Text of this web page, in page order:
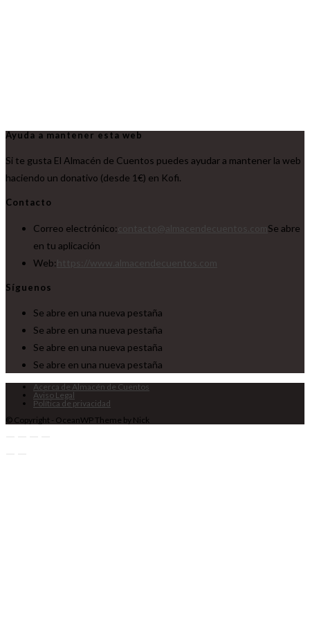
Ayuda a mantener esta web
Si te gusta El Almacén de Cuentos puedes ayudar a mantener la web
haciendo un donativo (desde 1€) en Kofi.
Contacto
Correo electrónico:
Se abre
en tu aplicación
Web:
Síguenos
Se abre en una nueva pestaña
Se abre en una nueva pestaña
Se abre en una nueva pestaña
Se abre en una nueva pestaña
Acerca de Almacén de Cuentos
Aviso Legal
Política de privacidad
© Copyright - OceanWP Theme by Nick